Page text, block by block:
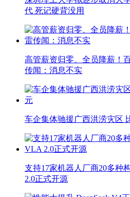
代 死记硬背没用
高管薪资归零、全员降薪！
传闻：消息不实
车企集体驰援广西洪涝灾区
支持17家机器人厂商20多种
2.0正式开源